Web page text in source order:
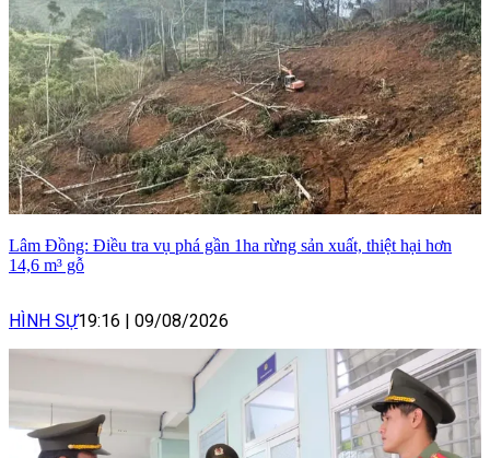
Lâm Đồng: Điều tra vụ phá gần 1ha rừng sản xuất, thiệt hại hơn
14,6 m³ gỗ
HÌNH SỰ19:16 | 09/08/2026